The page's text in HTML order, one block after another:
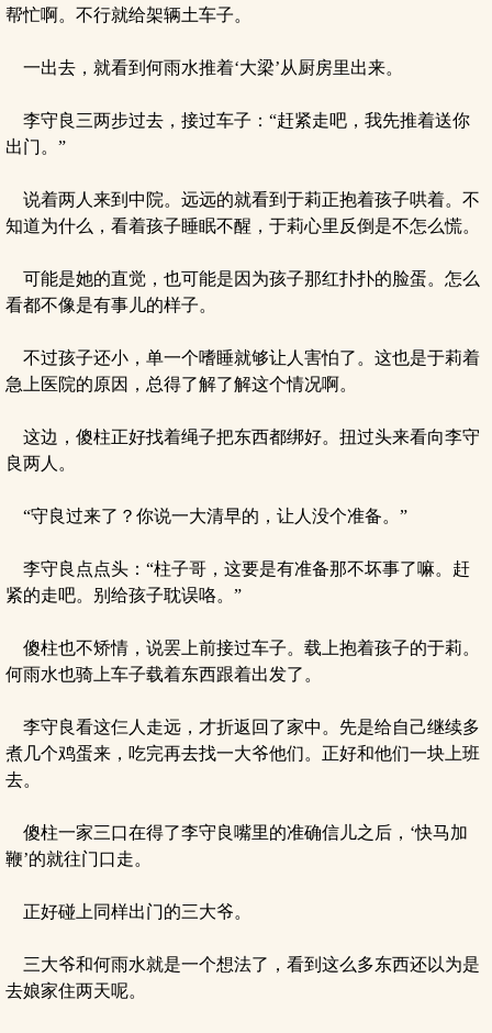
帮忙啊。不行就给架辆土车子。
一出去，就看到何雨水推着‘大梁’从厨房里出来。
李守良三两步过去，接过车子：“赶紧走吧，我先推着送你
出门。”
说着两人来到中院。远远的就看到于莉正抱着孩子哄着。不
知道为什么，看着孩子睡眠不醒，于莉心里反倒是不怎么慌。
可能是她的直觉，也可能是因为孩子那红扑扑的脸蛋。怎么
看都不像是有事儿的样子。
不过孩子还小，单一个嗜睡就够让人害怕了。这也是于莉着
急上医院的原因，总得了解了解这个情况啊。
这边，傻柱正好找着绳子把东西都绑好。扭过头来看向李守
良两人。
“守良过来了？你说一大清早的，让人没个准备。”
李守良点点头：“柱子哥，这要是有准备那不坏事了嘛。赶
紧的走吧。别给孩子耽误咯。”
傻柱也不矫情，说罢上前接过车子。载上抱着孩子的于莉。
何雨水也骑上车子载着东西跟着出发了。
李守良看这仨人走远，才折返回了家中。先是给自己继续多
煮几个鸡蛋来，吃完再去找一大爷他们。正好和他们一块上班
去。
傻柱一家三口在得了李守良嘴里的准确信儿之后，‘快马加
鞭’的就往门口走。
正好碰上同样出门的三大爷。
三大爷和何雨水就是一个想法了，看到这么多东西还以为是
去娘家住两天呢。